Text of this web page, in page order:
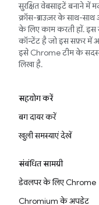
सुरक्षित वेबसाइटें बनाने में
क्रॉस-ब्राउज़र के साथ-
के लिए काम करती हों. इस
कॉन्टेंट है जो इस सफ़र में
इसे Chrome टीम के
लिखा है.
सहयोग करें
बग दायर करें
खुली समस्याएं देखें
संबंधित सामग्री
डेवलपर के लिए Chrome
Chromium के अपडेट